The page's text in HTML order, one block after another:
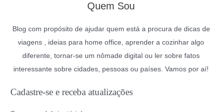
Quem Sou
Blog com propósito de ajudar quem está a procura de dicas de
viagens , ideias para home office, aprender a cozinhar algo
diferente, tornar-se um nômade digital ou ler sobre fatos
interessante sobre cidades, pessoas ou países. Vamos por aí!
Cadastre-se e receba atualizações